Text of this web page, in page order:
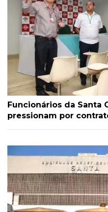
Funcionários da Santa
pressionam por